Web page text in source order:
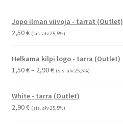
Jopo ilman viivoja - tarrat (Outlet)
2,50€ (sis. alv 25,5%)
Helkama kilpi logo - tarra (Outlet)
1,50€– 2,90€Hintaluokka:
-
(sis. alv 25,5%)
White - tarra (Outlet)
2,90€ (sis. alv 25,5%)